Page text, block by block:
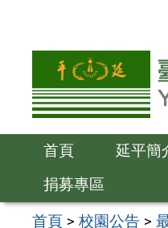
容
首頁 延平簡
捐募專區
首頁 >校園公告 >